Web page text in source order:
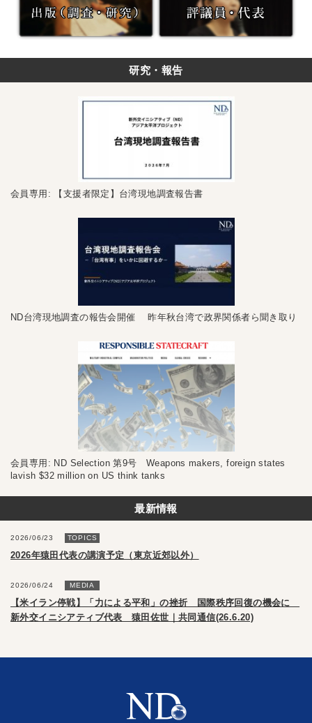
研究・報告
会員専用: 【支援者限定】台湾現地調査報告書
ND台湾現地調査の報告会開催 昨年秋台湾で政界関係者ら聞き取り
会員専用: ND Selection 第9号 Weapons makers, foreign states
lavish $32 million on US think tanks
最新情報
2026/06/23 TOPICS
2026年猿田代表の講演予定（東京近郊以外）
2026/06/24 MEDIA
【米イラン停戦】「力による平和」の挫折 国際秩序回復の機会に
新外交イニシアティブ代表 猿田佐世｜共同通信(26.6.20)